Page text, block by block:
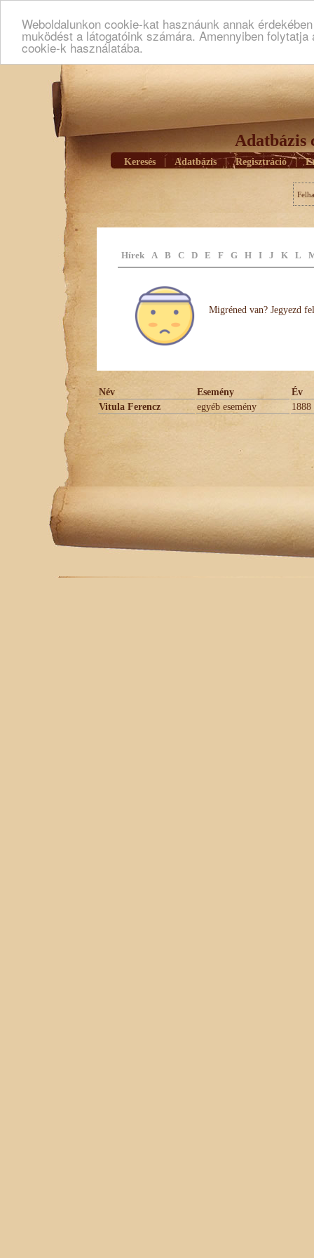
Weboldalunkon cookie-kat hasznáunk annak
muködést a látogatóink számára. Amennyiben
cookie-k használatába.
Adatbázis
Keresés Adatbázis | Regisztráció |
Hírek A B C D E F G H I J K L
Migréned van? Jegyezd
Név Esemény
Év
Vitula Ferencz
egyéb esemény 1888